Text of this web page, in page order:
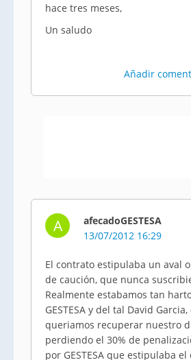
hace tres meses,
Un saludo
Añadir
A
afecadoGESTESA
13/07/2012 16:29
El contrato estipulaba un aval
de caución, que nunca
Realmente estabamos tan
GESTESA y del tal David
queriamos recuperar nuestro
perdiendo el 30% de
por GESTESA que estipulaba